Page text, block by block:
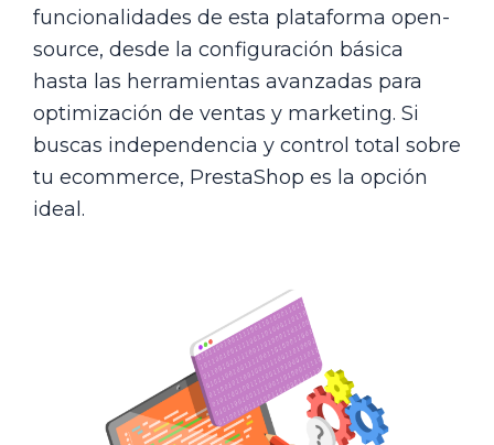
funcionalidades de esta plataforma open-
source, desde la configuración básica
hasta las herramientas avanzadas para
optimización de ventas y marketing. Si
buscas independencia y control total sobre
tu ecommerce, PrestaShop es la opción
ideal.